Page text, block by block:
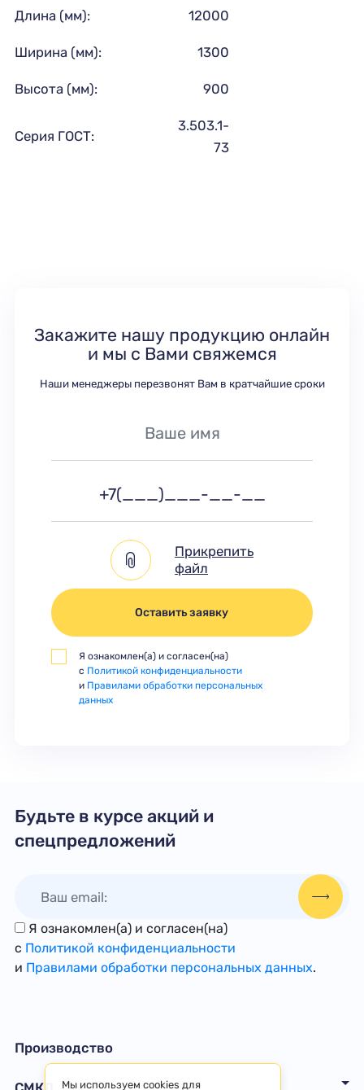
Длина (мм): 12000
Ширина (мм): 1300
Высота (мм): 900
Серия ГОСТ:
3.503.1-
73
Закажите нашу продукцию онлайн
и мы с Вами свяжемся
Наши менеджеры перезвонят Вам в кратчайшие сроки
Прикрепить
файл
Оставить заявку
Я ознакомлен(а) и согласен(на)
с Политикой конфиденциальности
и Правилами обработки персональных
данных
Будьте в курсе акций и
спецпредложений
Я ознакомлен(а) и согласен(на)
с Политикой конфиденциальности
и Правилами обработки персональных данных.
Производство
Мы используем cookies для